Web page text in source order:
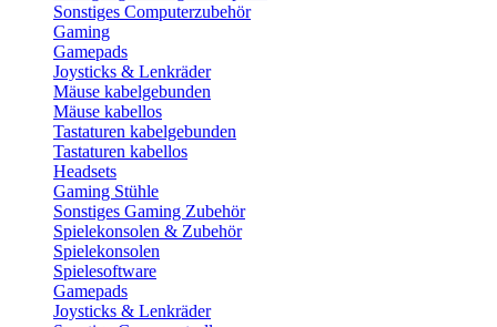
Sonstiges Computerzubehör
Gaming
Gamepads
Joysticks & Lenkräder
Mäuse kabelgebunden
Mäuse kabellos
Tastaturen kabelgebunden
Tastaturen kabellos
Headsets
Gaming Stühle
Sonstiges Gaming Zubehör
Spielekonsolen & Zubehör
Spielekonsolen
Spielesoftware
Gamepads
Joysticks & Lenkräder